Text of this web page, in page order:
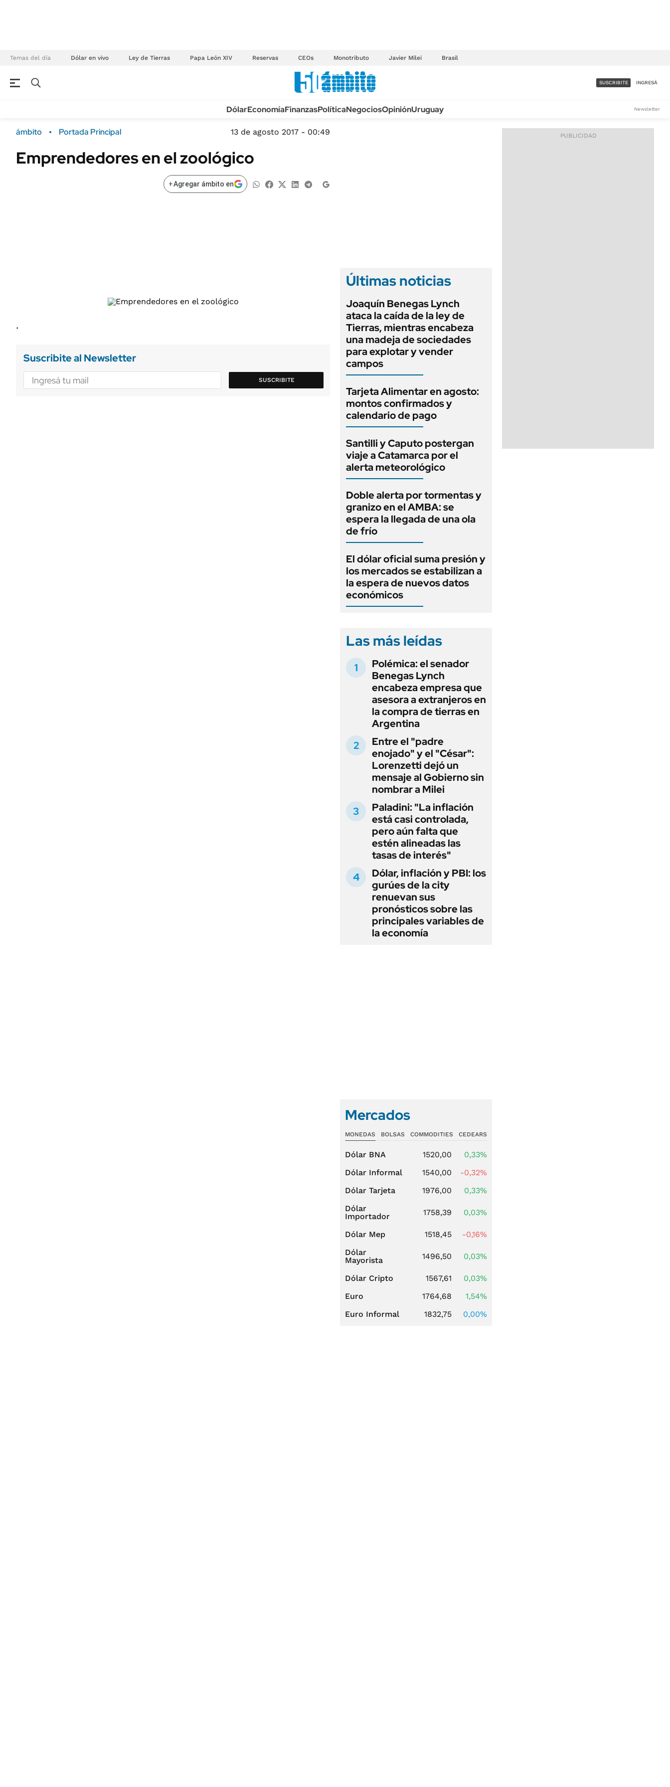
Temas del día Dólar en vivo Ley de Tierras Papa León XIV Reservas CEOs Monotributo Javier Milei Brasil
Campo Sustentabilidad
ENERGY REPORT
TECNOLOGÍA
MÉXICO
INFORMACIÓN GENERAL
ACCESO FULL - $1.800/MES
SUSCRIBITE INGRESÁ
DólarEconomíaFinanzasPolíticaNegociosOpiniónUruguay Newsletter
ámbito Portada Principal 13 de agosto 2017 - 00:49
Emprendedores en el zoológico
+Agregar ámbito en
.
Suscribite al Newsletter
SUSCRIBITE
Últimas noticias
Joaquín Benegas Lynch
ataca la caída de la ley de
Tierras, mientras encabeza
una madeja de sociedades
para explotar y vender
campos
Tarjeta Alimentar en agosto:
montos confirmados y
calendario de pago
Santilli y Caputo postergan
viaje a Catamarca por el
alerta meteorológico
Doble alerta por tormentas y
granizo en el AMBA: se
espera la llegada de una ola
de frío
El dólar oficial suma presión y
los mercados se estabilizan a
la espera de nuevos datos
económicos
Las más leídas
Polémica: el senador
Benegas Lynch
encabeza empresa que
asesora a extranjeros en
la compra de tierras en
Argentina
Entre el "padre
enojado" y el "César":
Lorenzetti dejó un
mensaje al Gobierno sin
nombrar a Milei
Paladini: "La inflación
está casi controlada,
pero aún falta que
estén alineadas las
tasas de interés"
Dólar, inflación y PBI: los
gurúes de la city
renuevan sus
pronósticos sobre las
principales variables de
la economía
Mercados
MONEDAS BOLSAS COMMODITIES CEDEARS
Dólar BNA 1520,00
0,33%
Dólar Informal
1540,00
-0,32%
Dólar Tarjeta
1976,00
0,33%
Dólar
Importador
1758,39 0,03%
Dólar Mep 1518,45
-0,16%
Dólar
Mayorista
1496,50 0,03%
Dólar Cripto 1567,61
0,03%
Euro
1764,68
1,54%
Euro Informal
1832,75 0,00%